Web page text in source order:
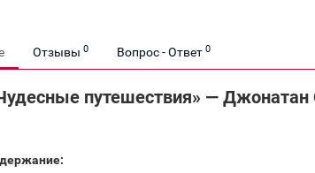
Отзывы 0 Вопрос - Ответ 0
путешествия» —